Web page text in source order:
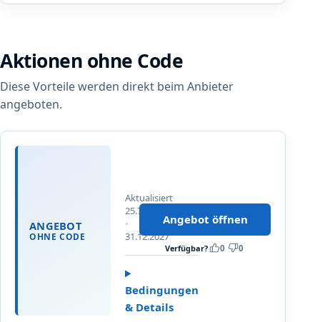
c
i
n
c
e
angezeigt
Aktionen ohne Code
Diese Vorteile werden direkt beim Anbieter
angeboten.
ANGEBOT
OHNE CODE
t
i
s
e
f
e
Aktualisiert
25.7.2026
31.12.2027
Bedingungen
& Details
Angebot öffnen
Verfügbar? 0 0